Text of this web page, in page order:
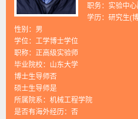
职务：实验中
学历：研究生(
性别：男
学位：工学博士学位
职称：正高级实验师
毕业院校：山东大学
博士生导师否
硕士生导师是
所属院系：机械工程学院
是否有海外经历：否